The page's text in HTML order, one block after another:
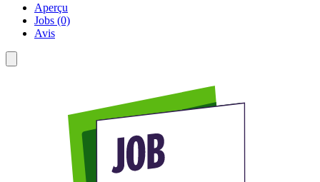
Aperçu
Jobs (0)
Avis